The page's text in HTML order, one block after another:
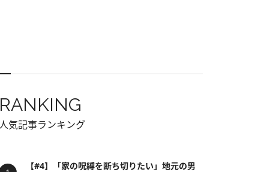
RANKING
人気記事ランキング
【#4】「家の呪縛を断ち切りたい」地元の男